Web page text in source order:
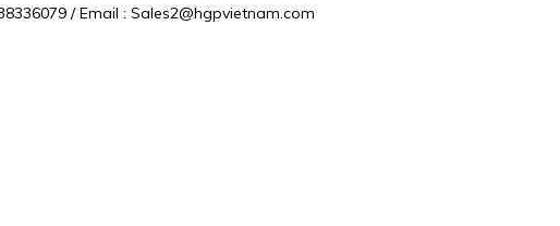
/ Email : Sales2@hgpvietnam.com